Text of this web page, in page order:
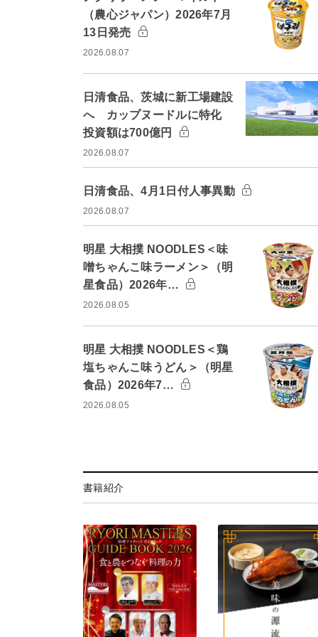
（農心ジャパン）2026年7月
13日発売
2026.08.07
日清食品、茨城に新工場建設
へ カップヌードルに特化
投資額は700億円
2026.08.07
日清食品、4月1日付人事異動
2026.08.07
明星 大相撲 NOODLES＜味
噌ちゃんこ味ラーメン＞（明
星食品）2026年…
2026.08.05
明星 大相撲 NOODLES＜鶏
塩ちゃんこ味うどん＞（明星
食品）2026年7…
2026.08.05
書籍紹介